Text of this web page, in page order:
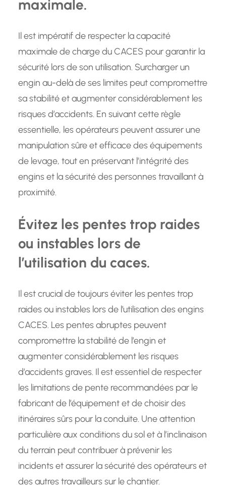
maximale.
Il est impératif de respecter la capacité
maximale de charge du CACES pour garantir la
sécurité lors de son utilisation. Surcharger un
engin au-delà de ses limites peut compromettre
sa stabilité et augmenter considérablement les
risques d’accidents. En suivant cette règle
essentielle, les opérateurs peuvent assurer une
manipulation sûre et efficace des équipements
de levage, tout en préservant l’intégrité des
engins et la sécurité des personnes travaillant à
proximité.
Évitez les pentes trop raides
ou instables lors de
l’utilisation du caces.
Il est crucial de toujours éviter les pentes trop
raides ou instables lors de l’utilisation des engins
CACES. Les pentes abruptes peuvent
compromettre la stabilité de l’engin et
augmenter considérablement les risques
d’accidents graves. Il est essentiel de respecter
les limitations de pente recommandées par le
fabricant de l’équipement et de choisir des
itinéraires sûrs pour la conduite. Une attention
particulière aux conditions du sol et à l’inclinaison
du terrain peut contribuer à prévenir les
incidents et assurer la sécurité des opérateurs et
des autres travailleurs sur le chantier.